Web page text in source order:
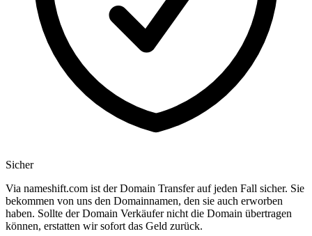
Sicher
Via nameshift.com ist der Domain Transfer auf jeden Fall sicher. Sie
bekommen von uns den Domainnamen, den sie auch erworben
haben. Sollte der Domain Verkäufer nicht die Domain übertragen
können, erstatten wir sofort das Geld zurück.